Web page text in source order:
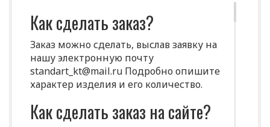
Как сделать заказ?
Заказ можно сделать, выслав заявку на
нашу электронную почту
standart_kt@mail.ru Подробно опишите
характер изделия и его количество.
Как сделать заказ на сайте?